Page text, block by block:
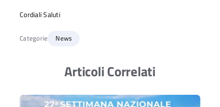
Cordiali Saluti
Categorie News
Articoli Correlati